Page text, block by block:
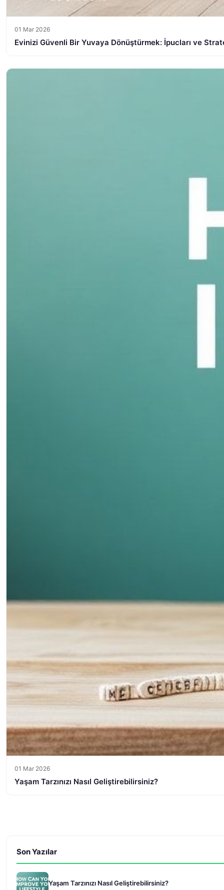
01 Mar 2026
Evinizi Güvenli Bir Yuvaya Dönüştürmek: İpucları ve
01 Mar 2026
Yaşam Tarzınızı Nasıl Geliştirebilirsiniz?
Son Yazılar
Yaşam Tarzınızı Nasıl Geliştirebilirsiniz?